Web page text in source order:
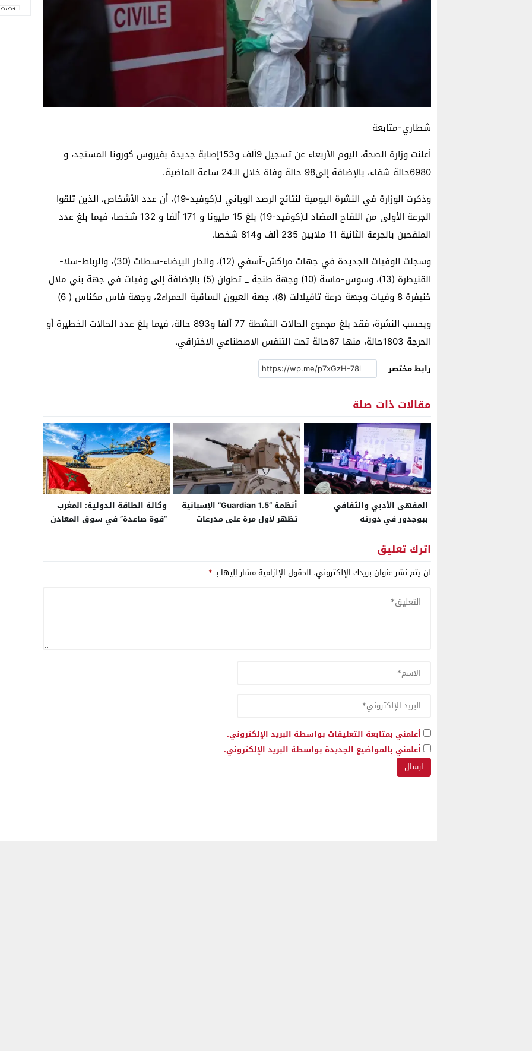
شطاري-متابعة
أعلنت وزارة الصحة، اليوم الأربعاء عن تسجيل 9ألف و153إصابة جديدة بفيروس كورونا المستجد، و
6980حالة شفاء، بالإضافة إلى98 حالة وفاة خلال الـ24 ساعة الماضية.
وذكرت الوزارة في النشرة اليومية لنتائج الرصد الوبائي لـ(كوفيد-19)، أن عدد الأشخاص، الذين تلقوا
الجرعة الأولى من اللقاح المضاد لـ(كوفيد-19) بلغ 15 مليونا و 171 ألفا و 132 شخصا، فيما بلغ عدد
الملقحين بالجرعة الثانية 11 ملايين 235 ألف و814 شخصا.
وسجلت الوفيات الجديدة في جهات مراكش-آسفي (12)، والدار البيضاء-سطات (30)، والرباط-سلا-
القنيطرة (13)، وسوس-ماسة (10) وجهة طنجة _ تطوان (5) بالإضافة إلى وفيات في جهة بني ملال
خنيفرة 8 وفيات وجهة درعة تافيلالت (8)، جهة العيون الساقية الحمراء2، وجهة فاس مكناس ( 6)
وبحسب النشرة، فقد بلغ مجموع الحالات النشطة 77 ألفا و893 حالة، فيما بلغ عدد الحالات الخطيرة أو
الحرجة 1803حالة، منها 67حالة تحت التنفس الاصطناعي الاختراقي.
رابط مختصر
مقالات ذات صلة
المقهى الأدبي والثقافي
ببوجدور في دورته
تستنطق الذاكرة الحسانية
وتفكك سرديات الدراسات
الكولونيالية
أنظمة “Guardian 1.5” الإسبانية
تظهر لأول مرة على مدرعات
وكالة الطاقة الدولية: المغرب
“قوة صاعدة” في سوق المعادن
اترك تعليق
لن يتم نشر عنوان بريدك الإلكتروني. الحقول الإلزامية مشار إليها بـ*
أعلمني بمتابعة التعليقات بواسطة البريد الإلكتروني.
أعلمني بالمواضيع الجديدة بواسطة البريد الإلكتروني.